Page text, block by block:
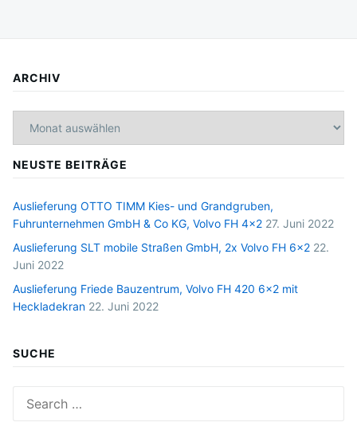
ARCHIV
NEUSTE BEITRÄGE
Auslieferung OTTO TIMM Kies- und Grandgruben,
Fuhrunternehmen GmbH & Co KG, Volvo FH 4×2 27. Juni 2022
Auslieferung SLT mobile Straßen GmbH, 2x Volvo FH 6×2 22.
Juni 2022
Auslieferung Friede Bauzentrum, Volvo FH 420 6×2 mit
Heckladekran 22. Juni 2022
SUCHE
for: